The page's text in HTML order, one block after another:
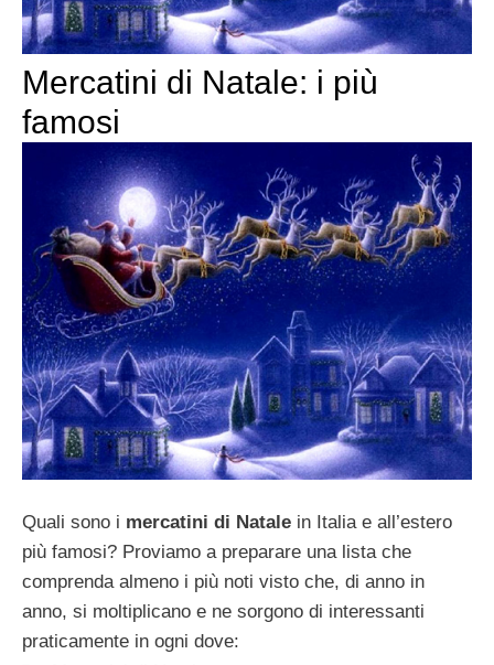
Mercatini di Natale: i più
famosi
Quali sono i mercatini di Natale in Italia e all’estero
più famosi? Proviamo a preparare una lista che
comprenda almeno i più noti visto che, di anno in
anno, si moltiplicano e ne sorgono di interessanti
praticamente in ogni dove: